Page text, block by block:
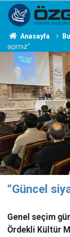
Anasayfa
açımız”
“Güncel
Genel seçim
Ördekli Kültür